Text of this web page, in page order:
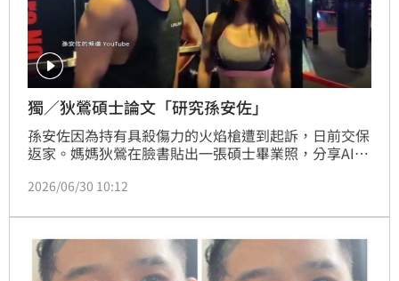
獨／狄鶯碩士論文「研究孫安佐」
孫安佐因為持有具殺傷力的火焰槍遭到起訴，日前交保
返家。媽媽狄鶯在臉書貼出一張碩士畢業照，分享AI跳
孫安佐的人生風波作為論文主題，如今內容再度曝光引
2026/06/30 10:12